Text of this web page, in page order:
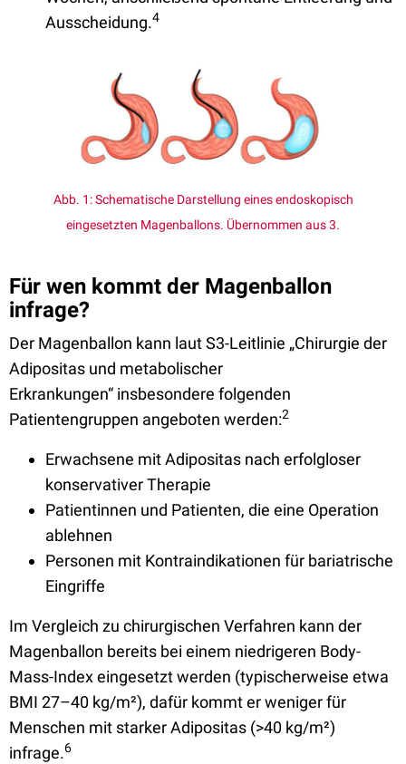
Ausscheidung.4
Abb. 1: Schematische Darstellung eines endoskopisch
eingesetzten Magenballons. Übernommen aus 3.
Für wen kommt der Magenballon
infrage?
Der Magenballon kann laut S3-Leitlinie „Chirurgie der
Adipositas und metabolischer
Erkrankungen“ insbesondere folgenden
Patientengruppen angeboten werden:2
Erwachsene mit Adipositas nach erfolgloser
konservativer Therapie
Patientinnen und Patienten, die eine Operation
ablehnen
Personen mit Kontraindikationen für bariatrische
Eingriffe
Im Vergleich zu chirurgischen Verfahren kann der
Magenballon bereits bei einem niedrigeren Body-
Mass-Index eingesetzt werden (typischerweise etwa
BMI 27–40 kg/m²), dafür kommt er weniger für
Menschen mit starker Adipositas (>40 kg/m²)
infrage.6